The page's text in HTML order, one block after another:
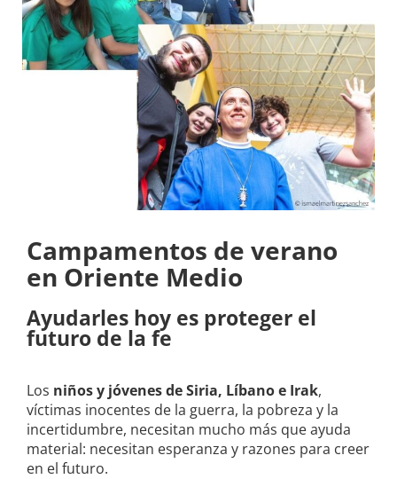
Campamentos de verano
en Oriente Medio
Ayudarles hoy es proteger el
futuro de la fe
Los niños y jóvenes de Siria, Líbano e Irak,
víctimas inocentes de la guerra, la pobreza y la
incertidumbre, necesitan mucho más que ayuda
material: necesitan esperanza y razones para creer
en el futuro.